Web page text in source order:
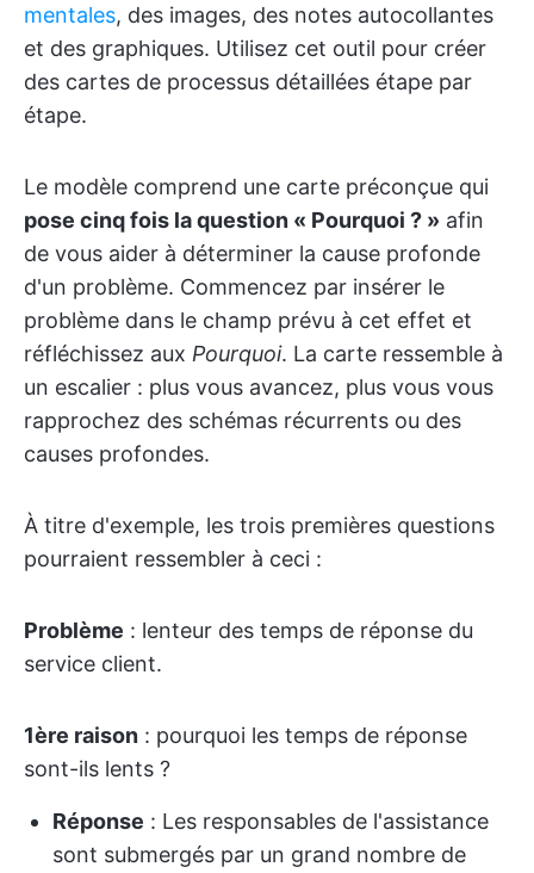
mentales, des images, des notes autocollantes
et des graphiques. Utilisez cet outil pour créer
des cartes de processus détaillées étape par
étape.
Le modèle comprend une carte préconçue qui
pose cinq fois la question « Pourquoi ? » afin
de vous aider à déterminer la cause profonde
d'un problème. Commencez par insérer le
problème dans le champ prévu à cet effet et
réfléchissez aux Pourquoi. La carte ressemble à
un escalier : plus vous avancez, plus vous vous
rapprochez des schémas récurrents ou des
causes profondes.
À titre d'exemple, les trois premières questions
pourraient ressembler à ceci :
Problème : lenteur des temps de réponse du
service client.
1ère raison : pourquoi les temps de réponse
sont-ils lents ?
Réponse : Les responsables de l'assistance
sont submergés par un grand nombre de